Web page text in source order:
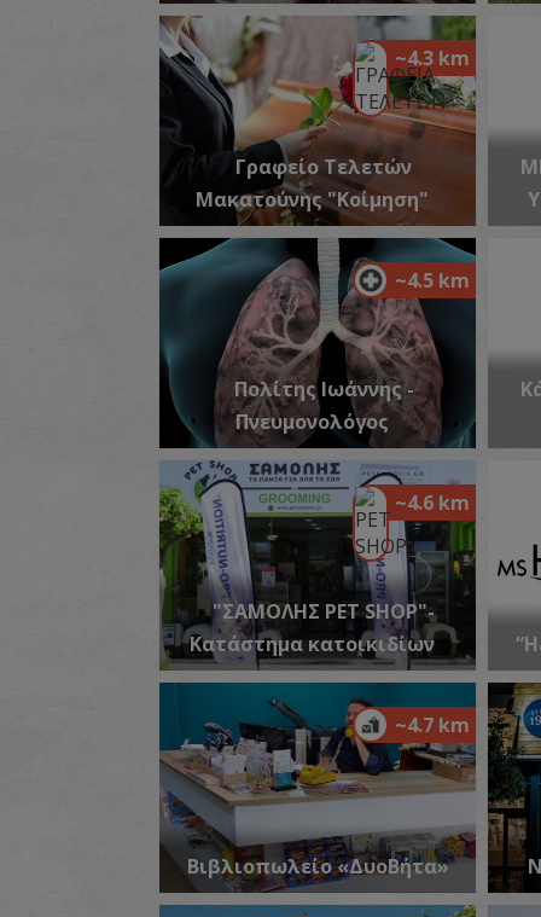
~4.3 km
Γραφείο Τελετών
Μακατούνης "Κοίμηση"
~4.5 km
Πολίτης Ιωάννης -
Πνευμονολόγος
~4.6 km
"ΣΑΜΟΛΗΣ PET SHOP"-
Κατάστημα κατοικιδίων
~4.7 km
Βιβλιοπωλείο «ΔυοΒήτα»